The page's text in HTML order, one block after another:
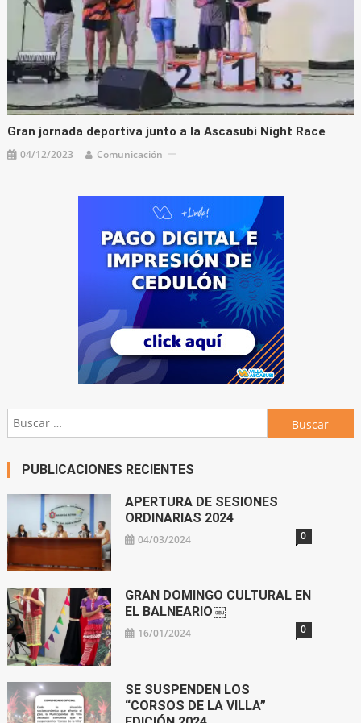
Gran jornada deportiva junto a la Ascasubi Night Race
04/12/2023 Comunicación
Buscar:
PUBLICACIONES RECIENTES
APERTURA DE SESIONES
ORDINARIAS 2024
04/03/2024 0
GRAN DOMINGO CULTURAL EN
EL BALNEARIO￼
16/01/2024 0
SE SUSPENDEN LOS
“CORSOS DE LA VILLA”